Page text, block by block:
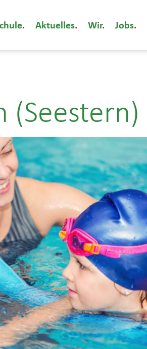
Aktuelles Wir Jobs
(Seestern)